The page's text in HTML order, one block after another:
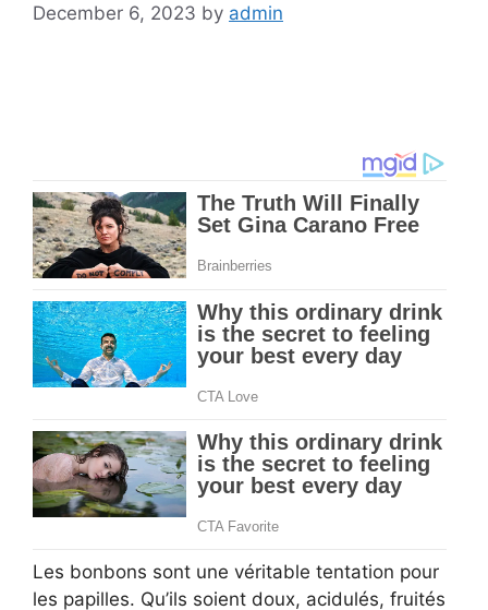
December 6, 2023 by admin
Les bonbons sont une véritable tentation pour
les papilles. Qu’ils soient doux, acidulés, fruités